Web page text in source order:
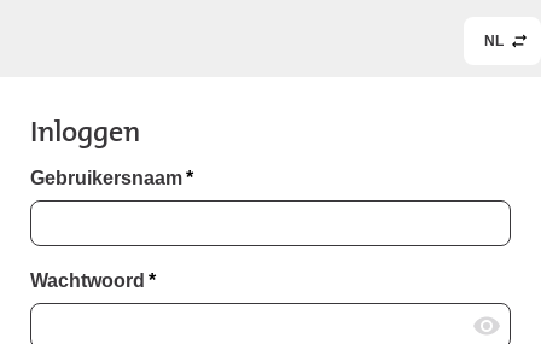
NL
Inloggen
Gebruikersnaam*
Wachtwoord *